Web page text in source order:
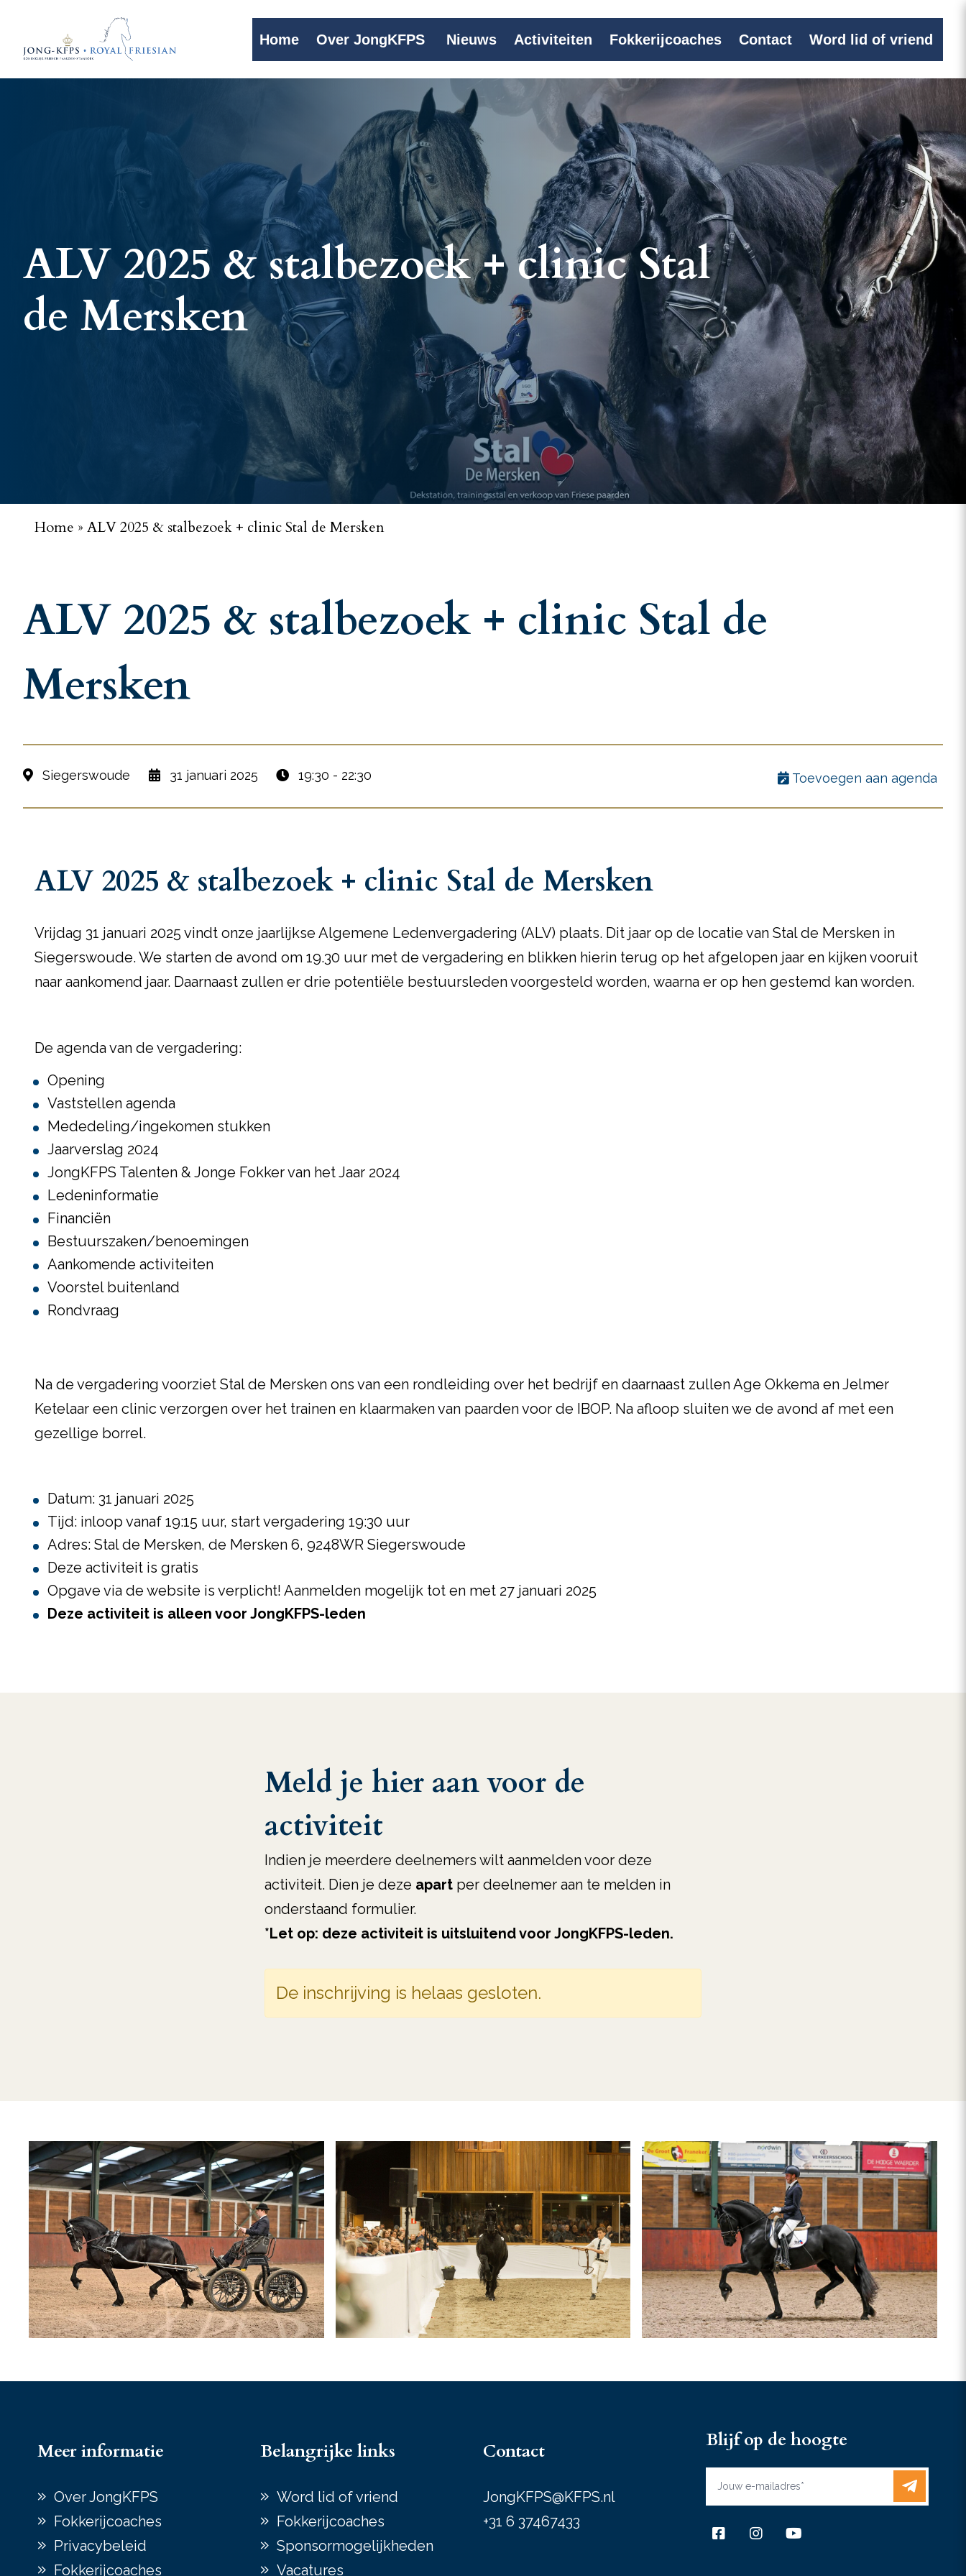
Home Over JongKFPS Nieuws Activiteiten Fokkerijcoaches Contact Word lid of vriend
ALV 2025 & stalbezoek + clinic Stal
de Mersken
Home » ALV 2025 & stalbezoek + clinic Stal de Mersken
ALV 2025 & stalbezoek + clinic Stal de
Mersken
Siegerswoude 31 januari 2025 19:30 - 22:30 Toevoegen aan agenda
ALV 2025 & stalbezoek + clinic Stal de Mersken
Vrijdag 31 januari 2025 vindt onze jaarlijkse Algemene Ledenvergadering (ALV) plaats. Dit jaar op de locatie van Stal de Mersken in
Siegerswoude. We starten de avond om 19.30 uur met de vergadering en blikken hierin terug op het afgelopen jaar en kijken vooruit
naar aankomend jaar. Daarnaast zullen er drie potentiële bestuursleden voorgesteld worden, waarna er op hen gestemd kan worden.
De agenda van de vergadering:
Opening
Vaststellen agenda
Mededeling/ingekomen stukken
Jaarverslag 2024
JongKFPS Talenten & Jonge Fokker van het Jaar 2024
Ledeninformatie
Financiën
Bestuurszaken/benoemingen
Aankomende activiteiten
Voorstel buitenland
Rondvraag
Na de vergadering voorziet Stal de Mersken ons van een rondleiding over het bedrijf en daarnaast zullen Age Okkema en Jelmer
Ketelaar een clinic verzorgen over het trainen en klaarmaken van paarden voor de IBOP. Na afloop sluiten we de avond af met een
gezellige borrel.
Datum: 31 januari 2025
Tijd: inloop vanaf 19:15 uur, start vergadering 19:30 uur
Adres: Stal de Mersken, de Mersken 6, 9248WR Siegerswoude
Deze activiteit is gratis
Opgave via de website is verplicht! Aanmelden mogelijk tot en met 27 januari 2025
Deze activiteit is alleen voor JongKFPS-leden
Meld je hier aan voor de
activiteit
Indien je meerdere deelnemers wilt aanmelden voor deze
activiteit. Dien je deze apart per deelnemer aan te melden in
onderstaand formulier.
*Let op: deze activiteit is uitsluitend voor JongKFPS-leden.
De inschrijving is helaas gesloten.
Meer informatie
Over JongKFPS
Fokkerijcoaches
Privacybeleid
Fokkerijcoaches
Belangrijke links
Word lid of vriend
Fokkerijcoaches
Sponsormogelijkheden
Vacatures
Contact
JongKFPS@KFPS.nl
+31 6 37467433
Blijf op de hoogte